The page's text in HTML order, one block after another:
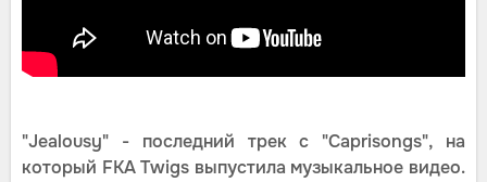
"Jealousy" - последний трек с "Caprisongs", на
который FKA Twigs выпустила музыкальное видео.